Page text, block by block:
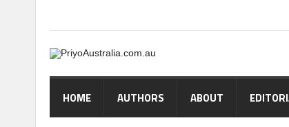
HOME AUTHORS ABOUT